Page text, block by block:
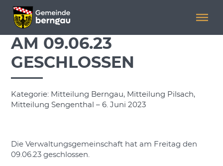
Menü überspringen
Menü überspringen
AM 09.06.23
GESCHLOSSEN
Kategorie: Mitteilung Berngau, Mitteilung Pilsach,
Mitteilung Sengenthal – 6. Juni 2023
Die Verwaltungsgemeinschaft hat am Freitag den
09.06.23 geschlossen.